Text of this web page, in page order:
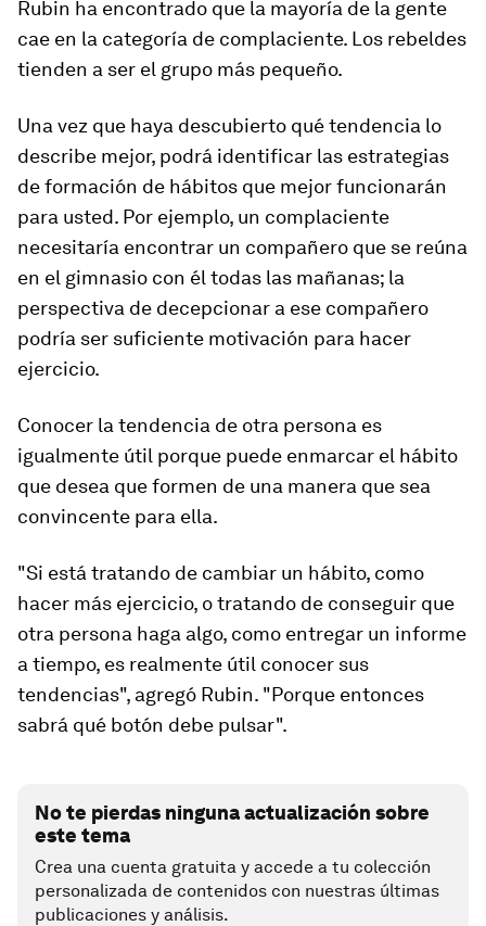
Rubin ha encontrado que la mayoría de la gente
cae en la categoría de complaciente. Los rebeldes
tienden a ser el grupo más pequeño.
Una vez que haya descubierto qué tendencia lo
describe mejor, podrá identificar las estrategias
de formación de hábitos que mejor funcionarán
para usted. Por ejemplo, un complaciente
necesitaría encontrar un compañero que se reúna
en el gimnasio con él todas las mañanas; la
perspectiva de decepcionar a ese compañero
podría ser suficiente motivación para hacer
ejercicio.
Conocer la tendencia de otra persona es
igualmente útil porque puede enmarcar el hábito
que desea que formen de una manera que sea
convincente para ella.
"Si está tratando de cambiar un hábito, como
hacer más ejercicio, o tratando de conseguir que
otra persona haga algo, como entregar un informe
a tiempo, es realmente útil conocer sus
tendencias", agregó Rubin. "Porque entonces
sabrá qué botón debe pulsar".
No te pierdas ninguna actualización sobre
este tema
Crea una cuenta gratuita y accede a tu colección
personalizada de contenidos con nuestras últimas
publicaciones y análisis.